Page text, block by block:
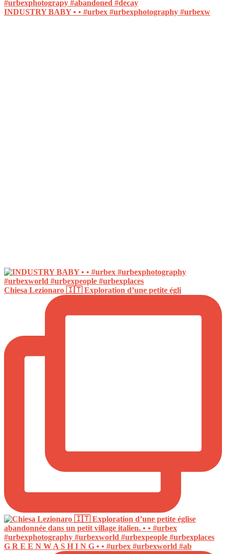
INDUSTRY BABY • • #urbex #urbexphotography #urbexw
Chiesa Lezionaro 🇮🇹 Exploration d’une petite égli
G R E E N W A S H I N G • • #urbex #urbexworld #ab